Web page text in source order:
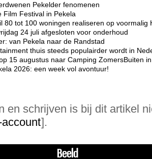
Pekelder fenomenen
Film Festival in Pekela
80 tot 100 woningen realiseren op voormalig
24 juli afgesloten voor onderhoud
van Pekela naar de Randstad
thuis steeds populairder wordt in
15 augustus naar Camping ZomersBuiten
2026: een week vol avontuur!
en schrijven is bij dit artikel
].
Beeld